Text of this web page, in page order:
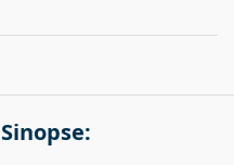
Sinopse: